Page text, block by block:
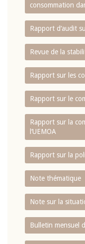
consommation
Rapport d‘audit
Revue de la
Rapport sur les
Rapport sur le
Rapport sur la
l‘UEMOA
Rapport sur la
Note thématique
Note sur la
Bulletin mensuel